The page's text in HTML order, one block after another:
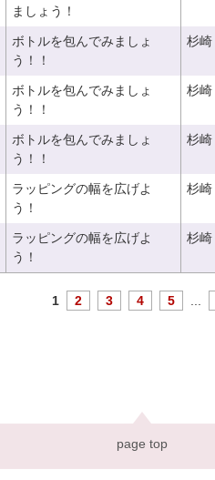
ましょう！
ボトルを包んでみましょ
う！！
杉崎
ボトルを包んでみましょ
う！！
杉崎
ボトルを包んでみましょ
う！！
杉崎
ラッピングの幅を広げよ
う！
杉崎
ラッピングの幅を広げよ
う！
杉崎
1 2 3 4 5
page top